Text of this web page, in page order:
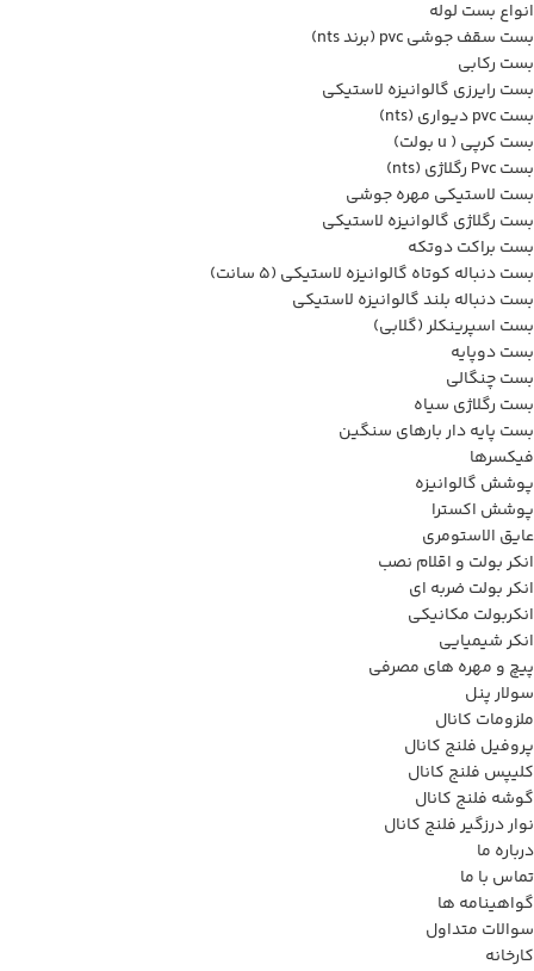
انواع بست لوله
بست سقف جوشی pvc (برند nts)
بست رکابی
بست رایرزی گالوانیزه لاستیکی
بست pvc دیواری (nts)
بست کرپی ( u بولت)
بست Pvc رگلاژی (nts)
بست لاستیکی مهره جوشی
بست رگلاژی گالوانیزه لاستیکی
بست براکت دوتکه
بست دنباله کوتاه گالوانیزه لاستیکی (5 سانت)
بست دنباله بلند گالوانیزه لاستیکی
بست اسپرینکلر (گلابی)
بست دوپایه
بست چنگالی
بست رگلاژی سیاه
بست پایه دار بارهای سنگین
فیکسرها
پوشش گالوانیزه
پوشش اکسترا
عایق الاستومری
انکر بولت و اقلام نصب
انکر بولت ضربه ای
انکربولت مکانیکی
انکر شیمیایی
پیچ و مهره های مصرفی
سولار پنل
ملزومات کانال
پروفیل فلنج کانال
کلیپس فلنج کانال
گوشه فلنج کانال
نوار درزگیر فلنج کانال
درباره ما
تماس با ما
گواهینامه ها
سوالات متداول
کارخانه